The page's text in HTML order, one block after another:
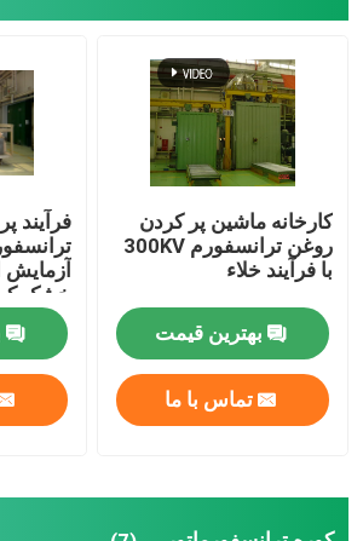
اجاق خشک کن ترانسفورماتور
ماشین ریز ریخته گری خلاء
دستگاه تزریق مخلوط کننده خلاء
قالب گذاری خلاء
کارخانه ماشین پر کردن
روغن ترانسفورم 300KV
با فرآیند خلاء
بهترین قیمت
تماس با ما
فرآیند
آزمایش
خشک